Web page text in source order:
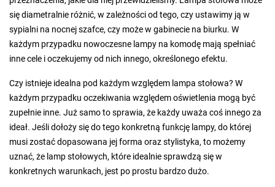
się diametralnie różnić, w zależności od tego, czy ustawimy ją w
sypialni na nocnej szafce, czy może w gabinecie na biurku. W
każdym przypadku nowoczesne lampy na komodę mają spełniać
inne cele i oczekujemy od nich innego, określonego efektu.
Czy istnieje idealna pod każdym względem lampa stołowa? W
każdym przypadku oczekiwania względem oświetlenia mogą być
zupełnie inne. Już samo to sprawia, że każdy uważa coś innego za
ideał. Jeśli dołoży się do tego konkretną funkcję lampy, do której
musi zostać dopasowana jej forma oraz stylistyka, to możemy
uznać, że lamp stołowych, które idealnie sprawdzą się w
konkretnych warunkach, jest po prostu bardzo dużo.